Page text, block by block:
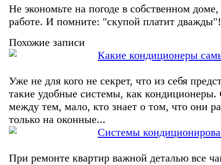
Не экономьте на погоде в собственном
работе. И помните: "скупой платит дважды"!
Похожие записи
Какие кондиционеры
Уже не для кого не секрет, что из себя
такие удобные системы, как кондиционеры.
между тем, мало, кто знает о том, что они
только на оконные...
Системы
При ремонте квартир важной деталью все